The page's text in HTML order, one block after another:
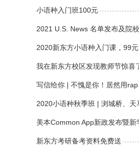
小语种入门班100元
2021 U.S. News 名单发布及院
2020新东方小语种入门课，99
我在新东方校区发现教师节惊喜
写信给你 | 不愧是你！居然用rap
2020小语种秋季班 | 浏城桥、天
美本Common App新政发布暨
新东方考研备考资料免费送